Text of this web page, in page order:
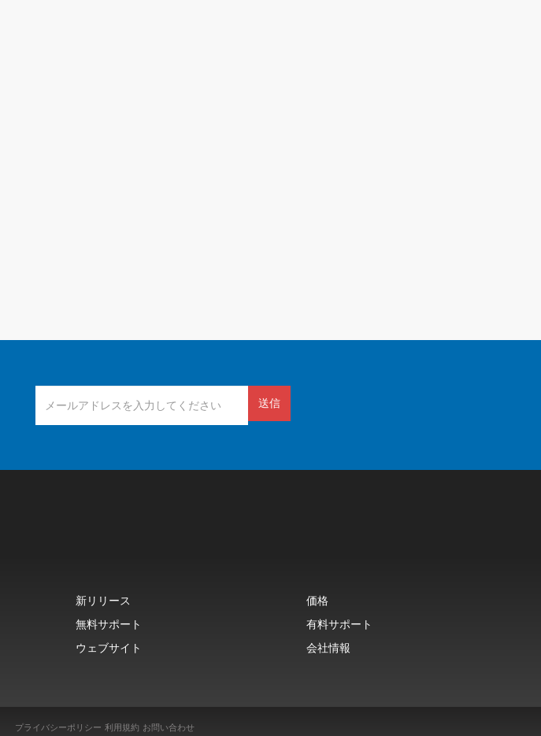
送信
新リリース
価格
無料サポート
有料サポート
ウェブサイト 会社情報
プライバシーポリシー 利用規約 お問い合わせ